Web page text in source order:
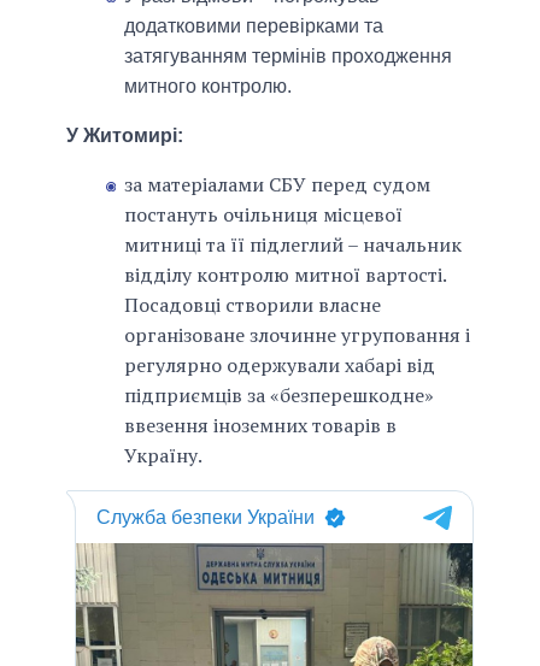
додатковими перевірками та
затягуванням термінів проходження
митного контролю.
У Житомирі:
за матеріалами СБУ перед судом
постануть очільниця місцевої
митниці та її підлеглий – начальник
відділу контролю митної вартості.
Посадовці створили власне
організоване злочинне угруповання і
регулярно одержували хабарі від
підприємців за «безперешкодне»
ввезення іноземних товарів в
Україну.